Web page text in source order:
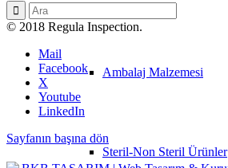
Ambalaj Malzemesi
Steril-Non Steril Ürünler
© 2018 Regula Inspection.
Mail
Facebook
X
Youtube
LinkedIn
Sayfanın başına dön